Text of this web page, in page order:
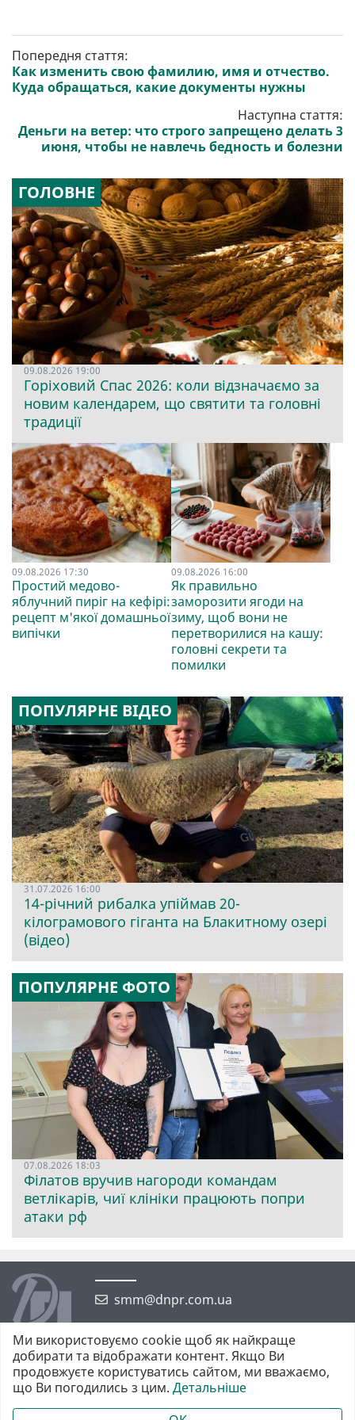
Попередня стаття:
Как изменить свою фамилию, имя и отчество.
Куда обращаться, какие документы нужны
Наступна стаття:
Деньги на ветер: что строго запрещено делать 3
июня, чтобы не навлечь бедность и болезни
ГОЛОВНЕ
09.08.2026 19:00
Горіховий Спас 2026: коли відзначаємо за
новим календарем, що святити та головні
традиції
09.08.2026 17:30
Простий медово-
яблучний пиріг на кефірі:
рецепт м'якої домашньої
випічки
09.08.2026 16:00
Як правильно
заморозити ягоди на
зиму, щоб вони не
перетворилися на кашу:
головні секрети та
помилки
ПОПУЛЯРНЕ ВІДЕО
31.07.2026 16:00
14-річний рибалка упіймав 20-
кілограмового гіганта на Блакитному озері
(відео)
ПОПУЛЯРНЕ ФОТО
07.08.2026 18:03
Філатов вручив нагороди командам
ветлікарів, чиї клініки працюють попри
атаки рф
smm@dnpr.com.ua
©2026 https://dnpr.com.ua Дніпровська порадниця
Всі права захищені. При повному або частковому використанні
Ми використовуємо cookie щоб як найкраще
добирати та відображати контент. Якщо Ви
продовжуєте користуватись сайтом, ми вважаємо,
що Ви погодились з цим. Детальніше